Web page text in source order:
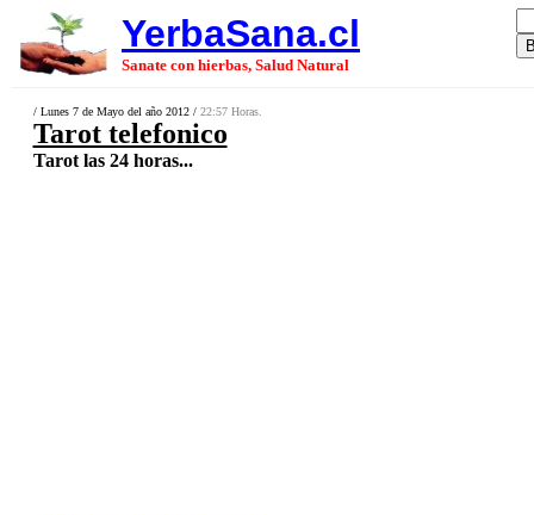
YerbaSana.cl
Sanate con hierbas, Salud Natural
/ Lunes 7 de Mayo del año 2012 / 22:57 Horas.
Tarot telefonico
Tarot las 24 horas...